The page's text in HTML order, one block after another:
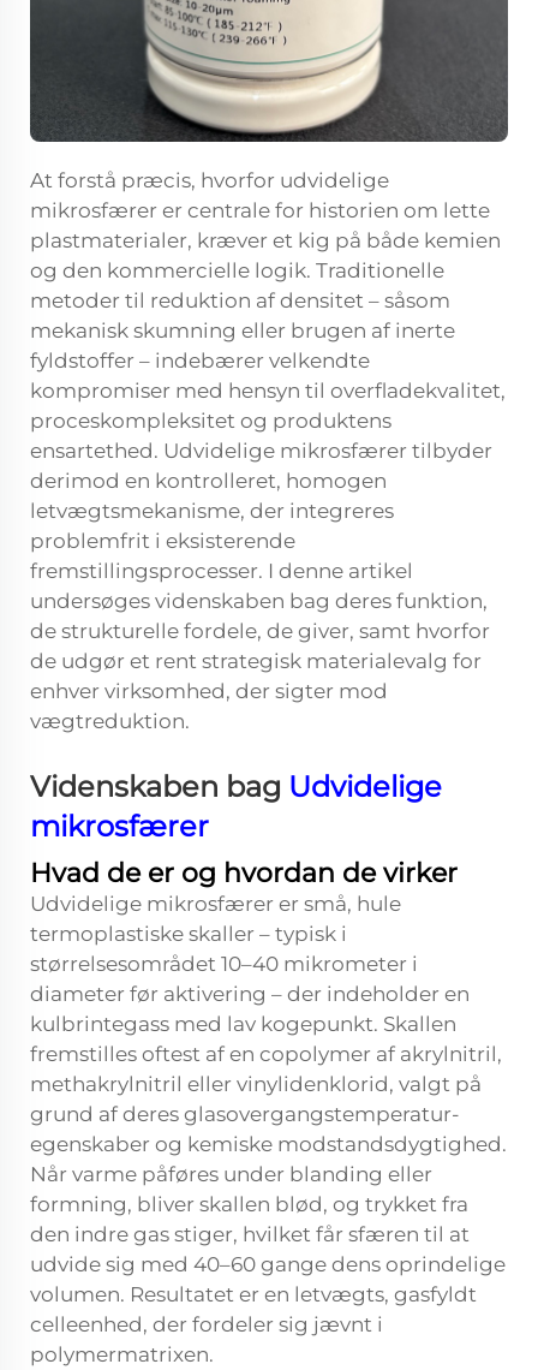
At forstå præcis, hvorfor udvidelige
mikrosfærer er centrale for historien om lette
plastmaterialer, kræver et kig på både kemien
og den kommercielle logik. Traditionelle
metoder til reduktion af densitet – såsom
mekanisk skumning eller brugen af inerte
fyldstoffer – indebærer velkendte
kompromiser med hensyn til overfladekvalitet,
proceskompleksitet og produktens
ensartethed. Udvidelige mikrosfærer tilbyder
derimod en kontrolleret, homogen
letvægtsmekanisme, der integreres
problemfrit i eksisterende
fremstillingsprocesser. I denne artikel
undersøges videnskaben bag deres funktion,
de strukturelle fordele, de giver, samt hvorfor
de udgør et rent strategisk materialevalg for
enhver virksomhed, der sigter mod
vægtreduktion.
Videnskaben bag Udvidelige
mikrosfærer
Hvad de er og hvordan de virker
Udvidelige mikrosfærer er små, hule
termoplastiske skaller – typisk i
størrelsesområdet 10–40 mikrometer i
diameter før aktivering – der indeholder en
kulbrintegass med lav kogepunkt. Skallen
fremstilles oftest af en copolymer af akrylnitril,
methakrylnitril eller vinylidenklorid, valgt på
grund af deres glasovergangstemperatur-
egenskaber og kemiske modstandsdygtighed.
Når varme påføres under blanding eller
formning, bliver skallen blød, og trykket fra
den indre gas stiger, hvilket får sfæren til at
udvide sig med 40–60 gange dens oprindelige
volumen. Resultatet er en letvægts, gasfyldt
celleenhed, der fordeler sig jævnt i
polymermatrixen.